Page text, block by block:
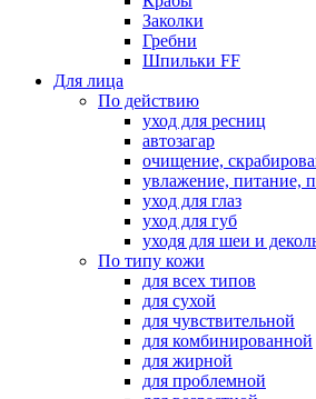
Заколки
Гребни
Шпильки FF
Для лица
По действию
уход для ресниц
автозагар
очищение,
увлажение, питание,
уход для глаз
уход для губ
уходя для шеи и
По типу кожи
для всех типов
для сухой
для чувствительной
для комбинированной
для жирной
для проблемной